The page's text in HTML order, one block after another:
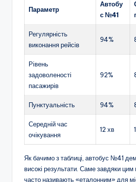
Параметр
Автобу
с №41
Регулярність
виконання рейсів
94%
Рівень
задоволеності
пасажирів
92%
Пунктуальність 94%
Середній час
очікування
12 хв
Як бачимо з таблиці, автобус №41
високі результати. Саме завдяки
часто називають «еталонним» для